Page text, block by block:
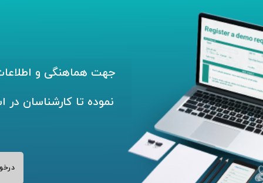
جهت هماهنگی و
نموده تا کارشناسان